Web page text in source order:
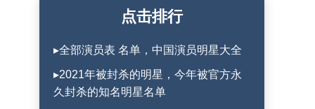
点击排行
▸全部演员表 名单，中国演员明星大全
▸2021年被封杀的明星，今年被官方永
久封杀的知名明星名单